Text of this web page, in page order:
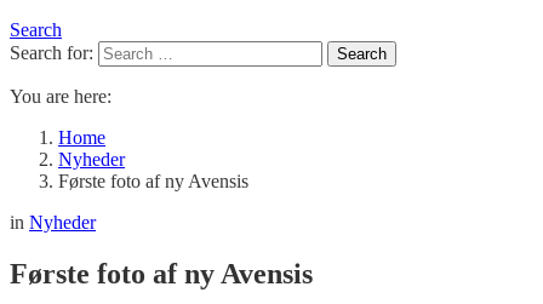
Search
Search for:
Search
You are here:
Home
Nyheder
Første foto af ny Avensis
in Nyheder
Første foto af ny Avensis